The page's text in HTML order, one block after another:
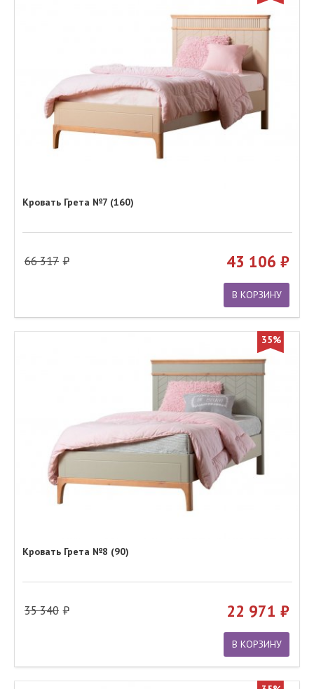
Кровать Грета №7 (160)
66 317 43 106
В КОРЗИНУ
35%
Кровать Грета №8 (90)
35 340 22 971
В КОРЗИНУ